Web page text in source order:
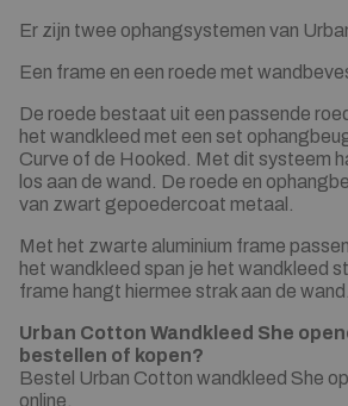
Er zijn twee ophangsystemen van
Een frame en een roede met
De roede bestaat uit een passende
het wandkleed met een set
Curve of de Hooked. Met dit systeem
los aan de wand. De roede en
van zwart gepoedercoat metaal.
Met het zwarte aluminium frame
het wandkleed span je het wandkleed
frame hangt hiermee strak aan de wand.
Urban Cotton Wandkleed She
bestellen of kopen?
Bestel Urban Cotton wandkleed She
online.